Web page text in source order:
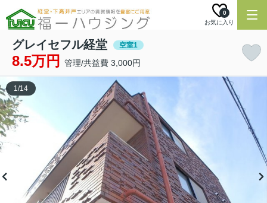
お気に入り
0
グレイセフル経堂 空室1
8.5万円 管理/共益費 3,000円
1/14